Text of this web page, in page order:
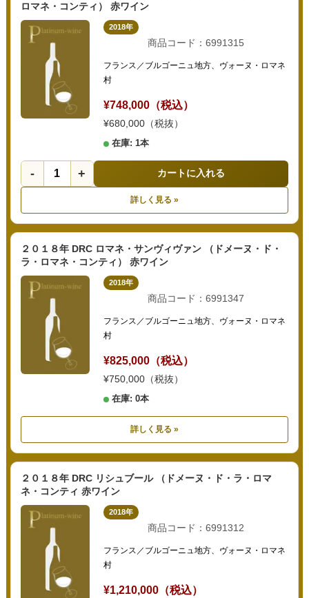
ロマネ・コンティ） 赤ワイン
2018年
商品コード：6991315
フランス／ブルゴーニュ地方、ヴォーヌ・ロマネ
村
¥748,000（税込）
¥680,000（税抜）
在庫: 1本
- + カートに入れる
詳しく見る »
２０１８年 DRC ロマネ・サンヴィヴァン （ドメーヌ・ド・
ラ・ロマネ・コンティ） 赤ワイン
2018年
商品コード：6991347
フランス／ブルゴーニュ地方、ヴォーヌ・ロマネ
村
¥825,000（税込）
¥750,000（税抜）
在庫: 0本
詳しく見る »
２０１８年 DRC リシュブール （ドメーヌ・ド・ラ・ロマ
ネ・コンティ 赤ワイン
2018年
商品コード：6991312
フランス／ブルゴーニュ地方、ヴォーヌ・ロマネ
村
¥1,210,000（税込）